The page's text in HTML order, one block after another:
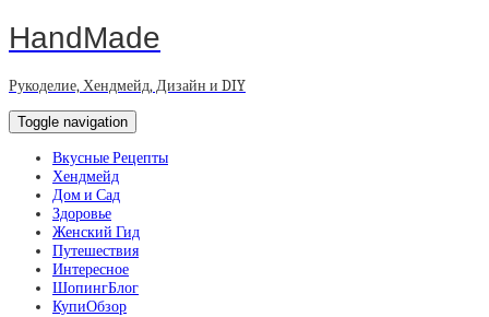
HandMade
Рукоделие, Хендмейд, Дизайн и DIY
Toggle navigation
Вкусные Рецепты
Хендмейд
Дом и Сад
Здоровье
Женский Гид
Путешествия
Интересное
ШопингБлог
КупиОбзор